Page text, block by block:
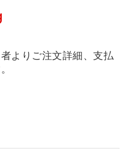
よりご注文詳細、支払